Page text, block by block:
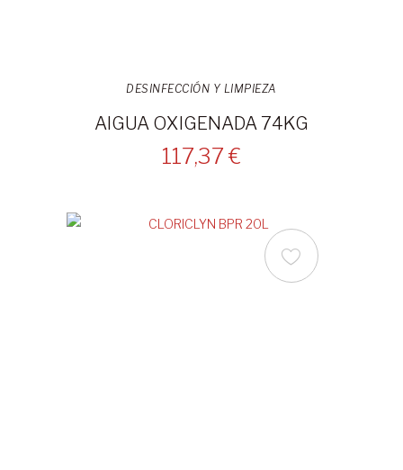
DESINFECCIÓN Y LIMPIEZA
AIGUA OXIGENADA 74KG
117,37 €